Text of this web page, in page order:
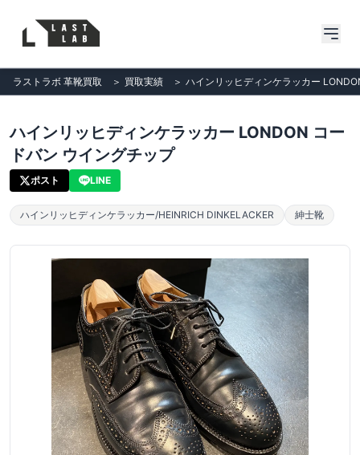
ラストラボ 革靴買取 ＞ 買取実績 ＞ ハインリッヒディンケラッカー
ハインリッヒディンケラッカー LONDON コー
ドバン ウイングチップ
ポスト LINE
ハインリッヒディンケラッカー/HEINRICH DINKELACKER 紳士靴